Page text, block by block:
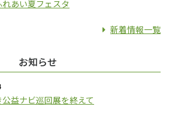
あい夏フェスタ
新着情報一覧
お知らせ
公益ナビ巡回展を終えて